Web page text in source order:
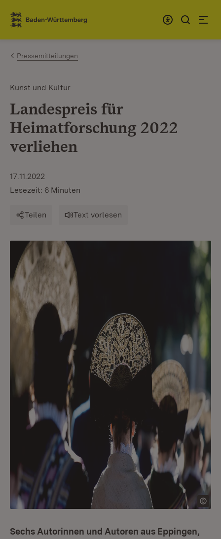
Zum Inhalt springen
Link zur Startseite
Pressemitteilungen
Kunst und Kultur
Landespreis für
Heimatforschung 2022
verliehen
17.11.2022
Lesezeit: 6 Minuten
Teilen Text vorlesen
Sechs Autorinnen und Autoren aus Eppingen,